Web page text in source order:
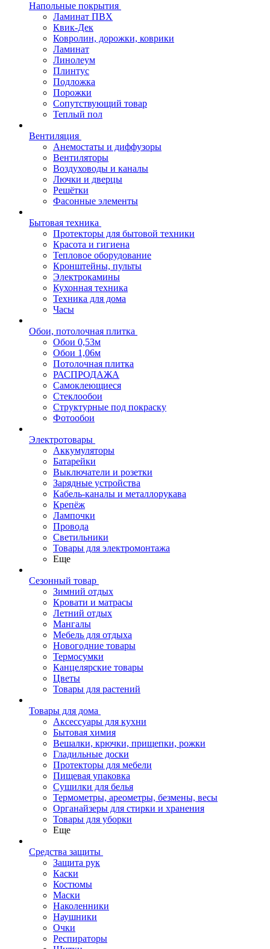
Напольные покрытия
Ламинат ПВХ
Квик-Дек
Ковролин, дорожки, коврики
Ламинат
Линолеум
Плинтус
Подложка
Порожки
Сопутствующий товар
Теплый пол
Вентиляция
Анемостаты и диффузоры
Вентиляторы
Воздуховоды и каналы
Лючки и дверцы
Решётки
Фасонные элементы
Бытовая техника
Протекторы для бытовой техники
Красота и гигиена
Тепловое оборудование
Кронштейны, пульты
Электрокамины
Кухонная техника
Техника для дома
Часы
Обои, потолочная плитка
Обои 0,53м
Обои 1,06м
Потолочная плитка
РАСПРОДАЖА
Самоклеющиеся
Стеклообои
Структурные под покраску
Фотообои
Электротовары
Аккумуляторы
Батарейки
Выключатели и розетки
Зарядные устройства
Кабель-каналы и металлорукава
Крепёж
Лампочки
Провода
Светильники
Товары для электромонтажа
Еще
Сезонный товар
Зимний отдых
Кровати и матрасы
Летний отдых
Мангалы
Мебель для отдыха
Новогодние товары
Термосумки
Канцелярские товары
Цветы
Товары для растений
Товары для дома
Аксессуары для кухни
Бытовая химия
Вешалки, крючки, прищепки, рожки
Гладильные доски
Протекторы для мебели
Пищевая упаковка
Сушилки для белья
Термометры, ареометры, безмены, весы
Органайзеры для стирки и хранения
Товары для уборки
Еще
Средства защиты
Защита рук
Каски
Костюмы
Маски
Наколенники
Наушники
Очки
Респираторы